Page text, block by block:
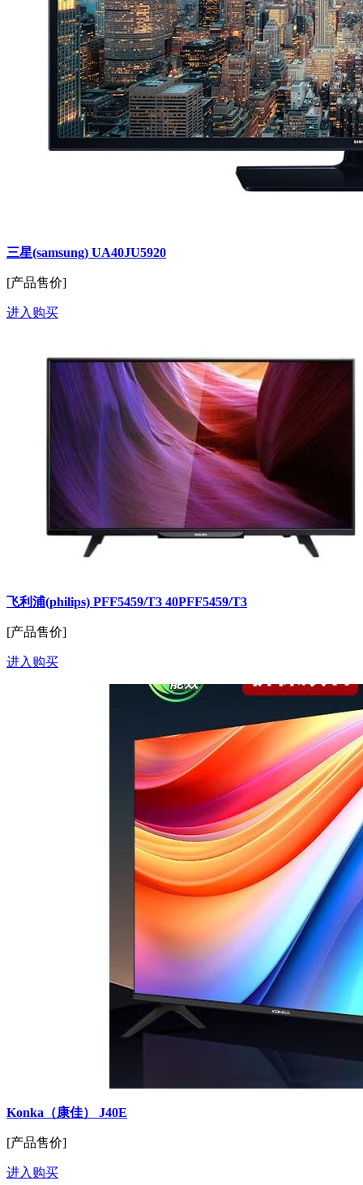
三星(samsung) UA40JU5920
[产品售价]
进入购买
飞利浦(philips) PFF5459/T3 40PFF5459/T3
[产品售价]
进入购买
Konka（康佳） J40E
[产品售价]
进入购买